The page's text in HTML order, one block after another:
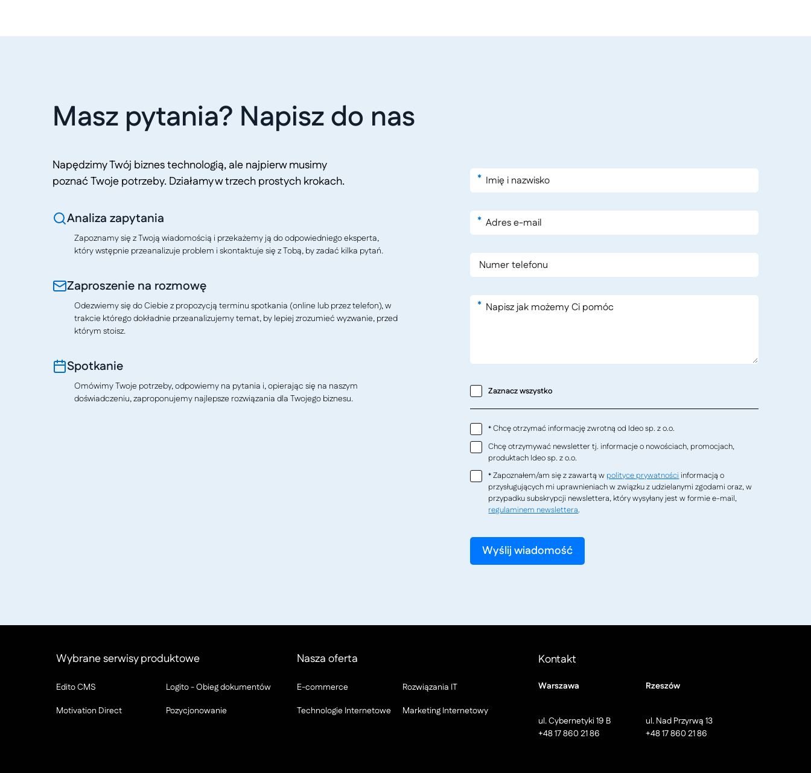
Masz pytania? Napisz do nas
Napędzimy Twój biznes technologią, ale najpierw musimy
poznać Twoje potrzeby. Działamy w trzech prostych krokach.
Analiza zapytania
Zapoznamy się z Twoją wiadomością i przekażemy ją do odpowiedniego eksperta,
który wstępnie przeanalizuje problem i skontaktuje się z Tobą, by zadać kilka pytań.
Zaproszenie na rozmowę
Odezwiemy się do Ciebie z propozycją terminu spotkania (online lub przez telefon), w
trakcie którego dokładnie przeanalizujemy temat, by lepiej zrozumieć wyzwanie, przed
którym stoisz.
Spotkanie
Omówimy Twoje potrzeby, odpowiemy na pytania i, opierając się na naszym
doświadczeniu, zaproponujemy najlepsze rozwiązania dla Twojego biznesu.
*
*
*
Zaznacz wszystko
* Chcę otrzymać informację zwrotną od Ideo sp. z o.o.
Chcę otrzymywać newsletter tj. informacje o nowościach, promocjach,
produktach Ideo sp. z o.o.
* Zapoznałem/am się z zawartą w polityce prywatności informacją o
przysługujących mi uprawnieniach w związku z udzielanymi zgodami oraz, w
przypadku subskrypcji newslettera, który wysyłany jest w formie e-mail,
regulaminem newslettera.
Wybrane serwisy produktowe
Edito CMS
Logito - Obieg dokumentów
Motivation Direct
Pozycjonowanie
Nasza oferta
E-commerce
Rozwiązania IT
Technologie Internetowe
Marketing Internetowy
Kontakt
Warszawa
ul. Cybernetyki 19 B
+48 17 860 21 86
Rzeszów
ul. Nad Przyrwą 13
+48 17 860 21 86